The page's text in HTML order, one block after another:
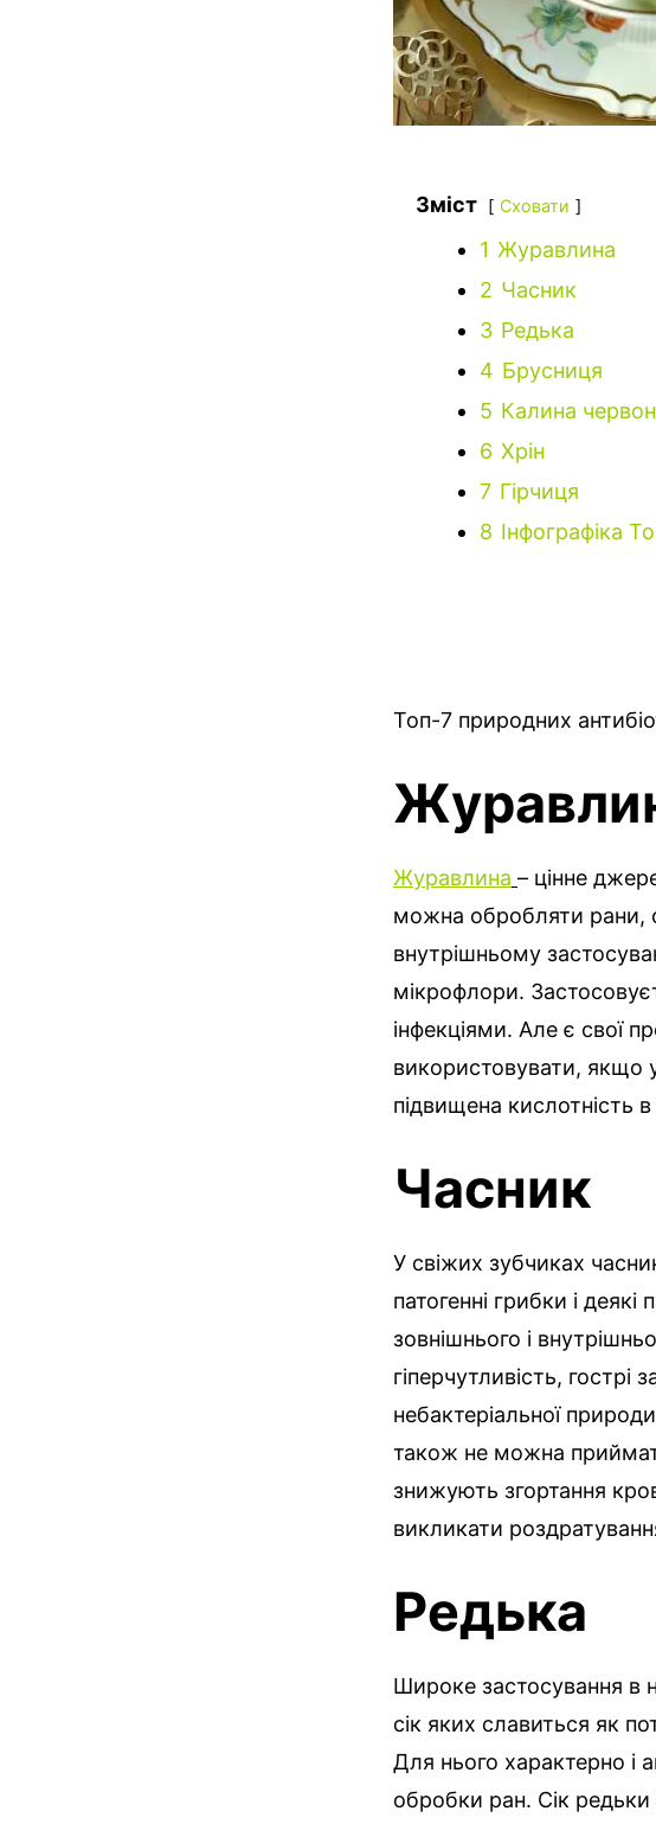
Зміст Сховати
1 Журавлина
2 Часник
3 Редька
4 Брусниця
5 Калина
6 Хрін
7 Гірчиця
8 Інфографіка
Топ-7 природних
Журавлина – цінне
можна обробляти рани,
внутрішньому
мікрофлори.
інфекціями. Але є свої
використовувати, якщо
підвищена кислотність в
Часник
У свіжих зубчиках
патогенні грибки і
зовнішнього і
гіперчутливість,
небактеріальної
також не можна
знижують згортання
викликати
Редька
Широке застосування в
сік яких славиться як
Для нього характерно і
обробки ран. Сік